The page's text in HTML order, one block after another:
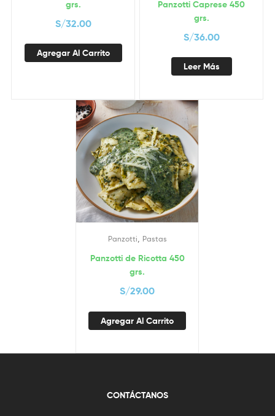
grs.
S/32.00
Agregar Al Carrito
Panzotti Caprese 450
grs.
S/36.00
Leer Más
Panzotti Pastas
Panzotti de Ricotta 450
grs.
S/29.00
Agregar Al Carrito
CONTÁCTANOS